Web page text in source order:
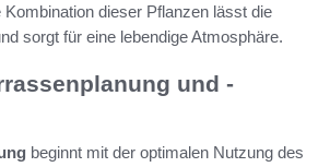
Kombination dieser Pflanzen lässt die
sorgt für eine lebendige Atmosphäre.
und -
beginnt mit der optimalen Nutzung des